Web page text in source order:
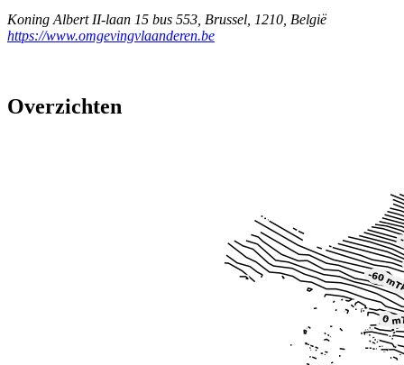
Koning Albert II-laan 15 bus 553 Brussel 1210 België
https://www.omgevingvlaanderen.be
Overzichten